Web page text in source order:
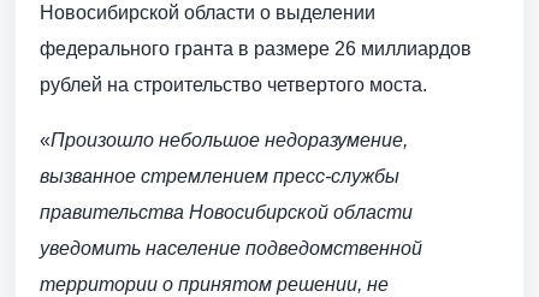
Новосибирской области о выделении
федерального гранта в размере 26 миллиардов
рублей на строительство четвертого моста.
«Произошло небольшое недоразумение,
вызванное стремлением пресс-службы
правительства Новосибирской области
уведомить население подведомственной
территории о принятом решении, не